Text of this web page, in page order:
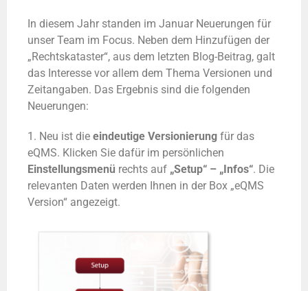
In diesem Jahr standen im Januar Neuerungen für
unser Team im Focus. Neben dem Hinzufügen der
„Rechtskataster“, aus dem letzten Blog-Beitrag, galt
das Interesse vor allem dem Thema Versionen und
Zeitangaben. Das Ergebnis sind die folgenden
Neuerungen:
1. Neu ist dieeindeutige Versionierung für das
eQMS. Klicken Sie dafür im persönlichen
Einstellungsmenü rechts auf „Setup“ – „Infos“. Die
relevanten Daten werden Ihnen in der Box „eQMS
Version“ angezeigt.